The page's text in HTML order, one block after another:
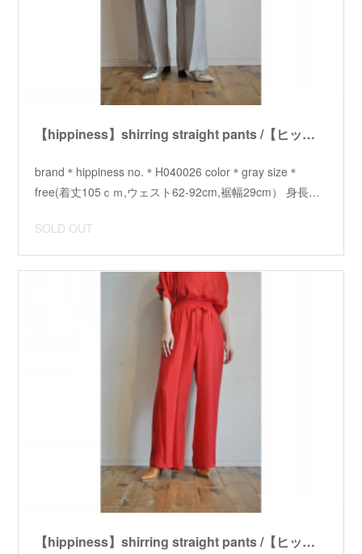
【hippiness】shirring straight pants /【ヒッピネス】シャーリングストレートパンツ
brand＊hippiness no.＊H040026 color＊gray size＊
free(着丈105ｃｍ,ウェスト62-92cm,裾幅29cm） 身長…
SOLD OUT
【hippiness】shirring straight pants /【ヒッピネス】シャーリングストレートパンツ